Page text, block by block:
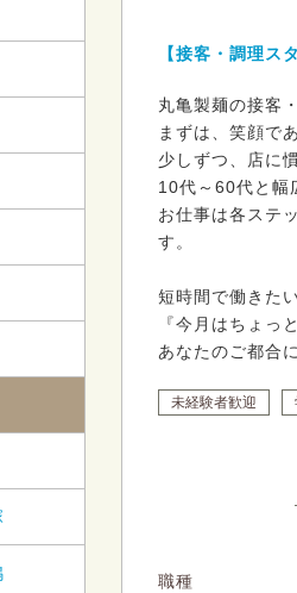
【接客・調理
丸亀製麺の接客
まずは、笑顔で
少しずつ、店に
10代～60代と幅
お仕事は各ステ
す。
短時間で働きた
『今月はちょっ
あなたのご都合
未経験者歓迎
職種